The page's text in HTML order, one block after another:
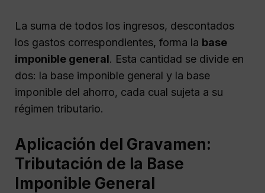
La suma de todos los ingresos, descontados
los gastos correspondientes, forma la base
imponible general. Esta cantidad se divide en
dos: la base imponible general y la base
imponible del ahorro, cada cual sujeta a su
régimen tributario.
Aplicación del Gravamen:
Tributación de la Base
Imponible General